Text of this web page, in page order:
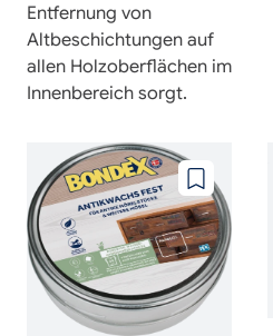
Entfernung von
Altbeschichtungen auf
allen Holzoberflächen im
Innenbereich sorgt.
Zu
wunschzettel
hinzufügen